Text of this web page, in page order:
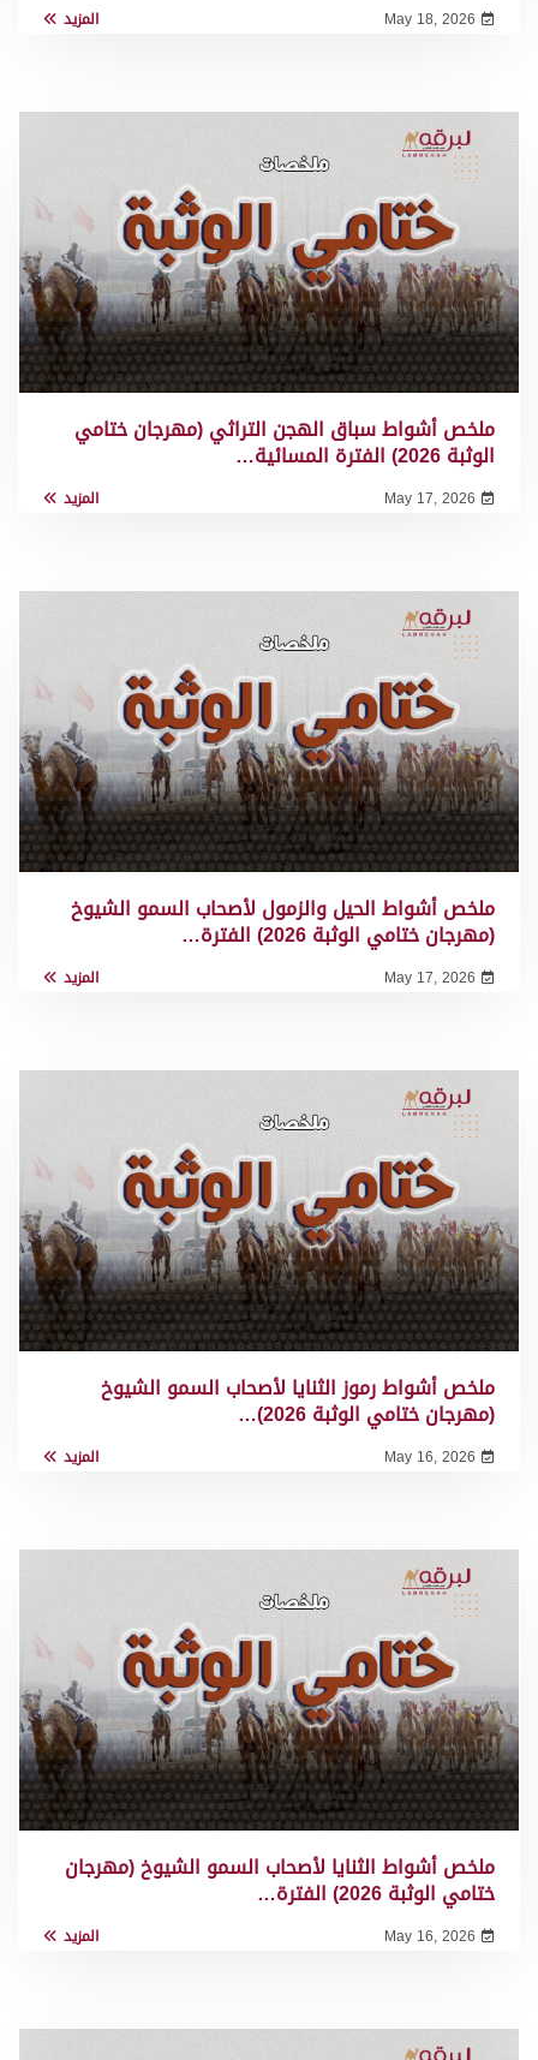
May 18, 2026 المزيد
ملخص أشواط سباق الهجن التراثي (مهرجان ختامي
الوثبة 2026) الفترة المسائية…
May 17, 2026 المزيد
ملخص أشواط الحيل والزمول لأصحاب السمو الشيوخ
(مهرجان ختامي الوثبة 2026) الفترة…
May 17, 2026 المزيد
ملخص أشواط رموز الثنايا لأصحاب السمو الشيوخ
(مهرجان ختامي الوثبة 2026)…
May 16, 2026 المزيد
ملخص أشواط الثنايا لأصحاب السمو الشيوخ (مهرجان
ختامي الوثبة 2026) الفترة…
May 16, 2026 المزيد